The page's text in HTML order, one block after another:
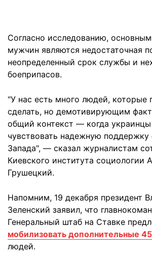
Согласно исследованию,
мужчин являются недостаточная
неопределенный срок службы и
боеприпасов.
"У нас есть много людей, которые
сделать, но демотивирующим
общий контекст — когда
чувствовать надежную
Запада", — сказал журналистам
Киевского института социологии
Грушецкий.
Напомним, 19 декабря президент
Зеленский заявил, что
Генеральный штаб на Ставке
мобилизовать дополнительные
людей.